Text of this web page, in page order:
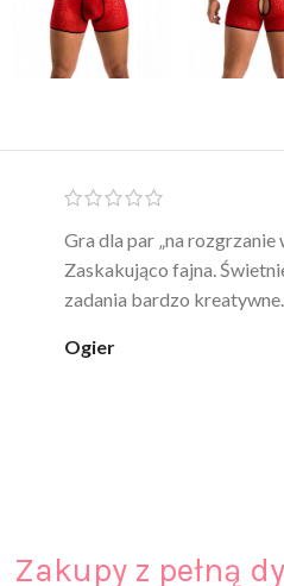
Ten żel intymny to był
poprawia komfort, ale też
ciepła. Nie uczula, bez
Zakupy z pełną